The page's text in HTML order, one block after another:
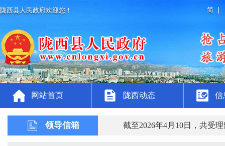
陇西县人民政府欢迎您！ 简
网站首页 陇西动态 信
领导信箱 截至2026年4月10日，共受